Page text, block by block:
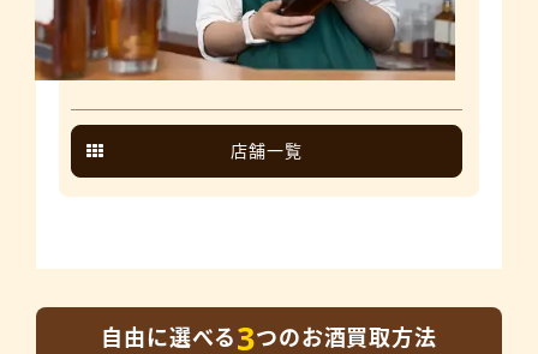
店舗一覧
自由に選べる3つのお酒買取方法